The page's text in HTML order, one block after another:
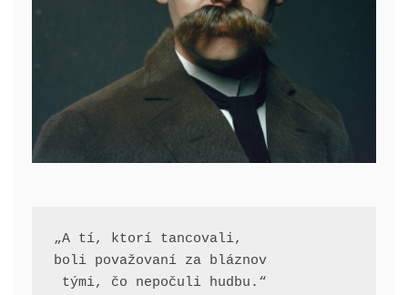
„A tí, ktorí tancovali,
boli považovaní za bláznov
tými, čo nepočuli hudbu.“